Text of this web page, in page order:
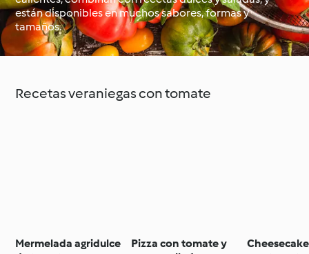
Alrededor del mundo
con Cookidoo®
Clases de cocina con
Cookidoo®
están disponibles en muchos sabores, formas y
tamaños.
Recetas veraniegas con tomate
Mermelada agridulce
Pizza con tomate y